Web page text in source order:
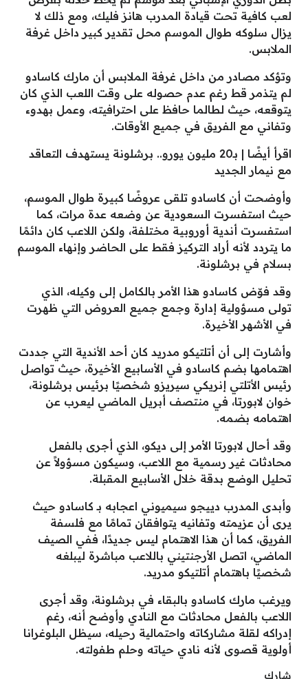
لعب كافية تحت قيادة المدرب هانز فليك، ومع ذلك لا
يزال سلوكه طوال الموسم محل تقدير كبير داخل غرفة
الملابس.
وتؤكد مصادر من داخل غرفة الملابس أن مارك كاسادو
لم يتذمر قط رغم عدم حصوله على وقت اللعب الذي كان
يتوقعه، حيث لطالما حافظ على احترافيته، وعمل بهدوء
وتفاني مع الفريق في جميع الأوقات.
اقرأ أيضًا | بـ20 مليون يورو.. برشلونة يستهدف التعاقد
مع نيمار الجديد
وأوضحت أن كاسادو تلقى عروضًا كبيرة طوال الموسم،
حيث استفسرت السعودية عن وضعه عدة مرات، كما
استفسرت أندية أوروبية مختلفة، ولكن اللاعب كان دائمًا
ما يتردد لأنه أراد التركيز فقط على الحاضر وإنهاء الموسم
بسلام في برشلونة.
وقد فوّض كاسادو هذا الأمر بالكامل إلى وكيله، الذي
تولى مسؤولية إدارة وجمع جميع العروض التي ظهرت
في الأشهر الأخيرة.
وأشارت إلى أن أتلتيكو مدريد كان أحد الأندية التي جددت
اهتمامها بضم كاسادو في الأسابيع الأخيرة، حيث تواصل
رئيس الأتلتي إنريكي سيريزو شخصيًا برئيس برشلونة،
خوان لابورتا، في منتصف أبريل الماضي ليعرب عن
اهتمامه بضمه.
وقد أحال لابورتا الأمر إلى ديكو، الذي أجرى بالفعل
محادثات غير رسمية مع اللاعب، وسيكون مسؤولاً عن
تحليل الوضع بدقة خلال الأسابيع المقبلة.
وأبدى المدرب دييجو سيميوني اعجابه بـ كاسادو حيث
يرى أن عزيمته وتفانيه يتوافقان تمامًا مع فلسفة
الفريق، كما أن هذا الاهتمام ليس جديدًا، ففي الصيف
الماضي، اتصل الأرجنتيني باللاعب مباشرة ليبلغه
شخصيًا باهتمام أتلتيكو مدريد.
ويرغب مارك كاسادو بالبقاء في برشلونة، وقد أجرى
اللاعب بالفعل محادثات مع النادي وأوضح أنه، رغم
إدراكه لقلة مشاركاته واحتمالية رحيله، سيظل البلوغرانا
أولوية قصوى لأنه نادي حياته وحلم طفولته.
شارك